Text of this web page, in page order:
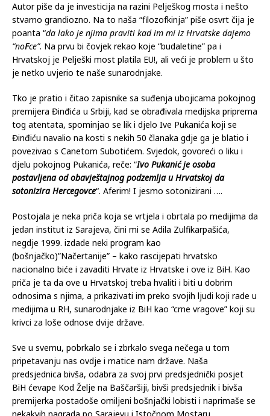
Autor piše da je investicija na razini Pelješkog mosta i nešto
stvarno grandiozno. Na to naša “filozofkinja” piše osvrt čija je
poanta “da lako je njima praviti kad im mi iz Hrvatske dajemo
“noFce”. Na prvu bi čovjek rekao koje “budaletine” pa i
Hrvatskoj je Pelješki most platila EU!, ali veći je problem u što
je netko uvjerio te naše sunarodnjake.
Tko je pratio i čitao zapisnike sa suđenja ubojicama pokojnog
premijera Đinđića u Srbiji, kad se obrađivala medijska priprema
tog atentata, spominjao se lik i djelo Ive Pukanića koji se
Đinđiću navalio na kosti s nekih 50 članaka gdje ga je blatio i
povezivao s Canetom Subotićem. Svjedok, govoreći o liku i
djelu pokojnog Pukanića, reče: “Ivo Pukanić je osoba
postavljena od obavještajnog podzemlja u Hrvatskoj da
sotonizira Hercegovce“. Aferim! I jesmo sotonizirani ….
Postojala je neka priča koja se vrtjela i obrtala po medijima da
jedan institut iz Sarajeva, čini mi se Adila Zulfikarpašića,
negdje 1999. izdade neki program kao
(bošnjačko)”Načertanije” – kako rascijepati hrvatsko
nacionalno biće i zavaditi Hrvate iz Hrvatske i ove iz BiH. Kao
priča je ta da ove u Hrvatskoj treba hvaliti i biti u dobrim
odnosima s njima, a prikazivati im preko svojih ljudi koji rade u
medijima u RH, sunarodnjake iz BiH kao “crne vragove” koji su
krivci za loše odnose dvije države.
Sve u svemu, pobrkalo se i zbrkalo svega nečega u tom
pripetavanju nas ovdje i matice nam države. Naša
predsjednica bivša, odabra za svoj prvi predsjednički posjet
BiH ćevape Kod Želje na Baščaršiji, bivši predsjednik i bivša
premijerka postadoše omiljeni bošnjački lobisti i naprimaše se